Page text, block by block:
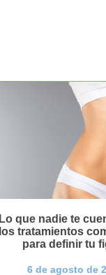
Lo que nadie te
los tratamientos
para definir tu
6 de agosto de